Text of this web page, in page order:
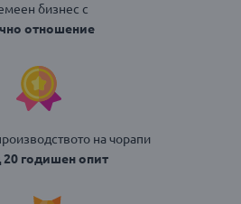
бизнес с
отношение
на чорапи
20 годишен опит